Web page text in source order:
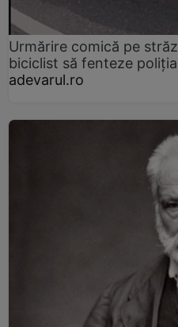
Urmărire comică pe
biciclist să fenteze
adevarul.ro